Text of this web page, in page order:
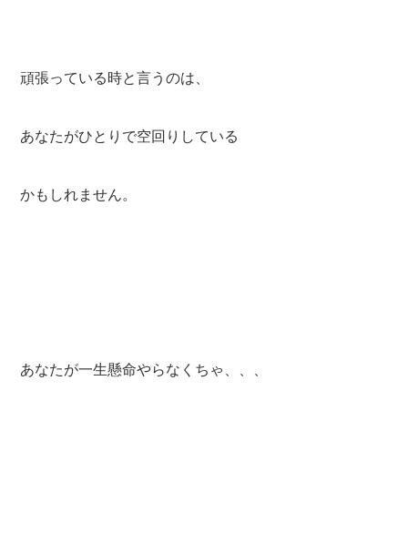
頑張っている時と言うのは、
あなたがひとりで空回りしている
かもしれません。
あなたが一生懸命やらなくちゃ、、、